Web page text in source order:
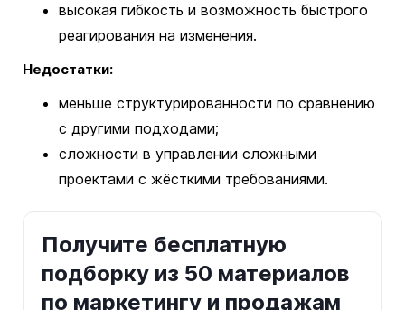
высокая гибкость и возможность быстрого
реагирования на изменения.
Недостатки:
меньше структурированности по сравнению
с другими подходами;
сложности в управлении сложными
проектами с жёсткими требованиями.
Получите бесплатную
подборку из 50 материалов
по маркетингу и продажам